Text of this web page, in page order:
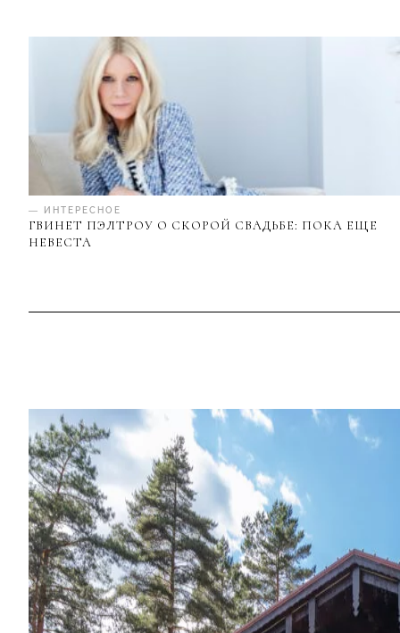
— ИНТЕРЕСНОЕ
ГВИНЕТ ПЭЛТРОУ О СКОРОЙ СВАДЬБЕ: ПОКА ЕЩЕ
НЕВЕСТА